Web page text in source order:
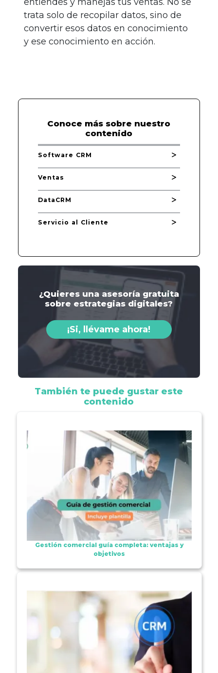
trata solo de recopilar datos, sino de
convertir esos datos en conocimiento
y ese conocimiento en acción.
Conoce más sobre nuestro
contenido
Software CRM
Ventas
DataCRM
Servicio al Cliente
¿Quieres una asesoría gratuita
sobre estrategias digitales?
¡Si, llévame ahora!
También te puede gustar este
contenido
Gestión comercial guía completa: ventajas y
objetivos